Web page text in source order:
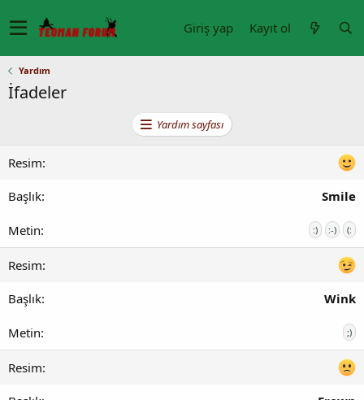
Giriş yap Kayıt ol
Yardım
İfadeler
Yardım sayfası
Smile
:) :-) (:
Wink
;)